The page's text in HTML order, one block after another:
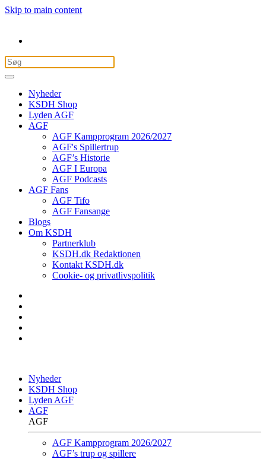
Skip to main content
Nyheder
KSDH Shop
Lyden AGF
AGF
AGF Kampprogram 2026/2027
AGF's Spillertrup
AGF’s Historie
AGF I Europa
AGF Podcasts
AGF Fans
AGF Tifo
AGF Fansange
Blogs
Om KSDH
Partnerklub
KSDH.dk Redaktionen
Kontakt KSDH.dk
Cookie- og privatlivspolitik
Nyheder
KSDH Shop
Lyden AGF
AGF
AGF
AGF Kampprogram 2026/2027
AGF’s trup og spillere